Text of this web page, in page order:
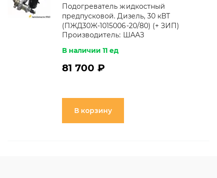
Подогреватель жидкостный
предпусковой. Дизель, 30 кВТ
(ПЖД30Ж-1015006-20/80) (+ ЗИП)
Производитель: ШААЗ
В наличии 11 ед
81 700 ₽
В корзину